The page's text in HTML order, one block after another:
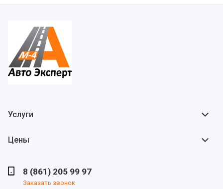
Услуги
Цены
8 (861) 205 99 97
Заказать звонок